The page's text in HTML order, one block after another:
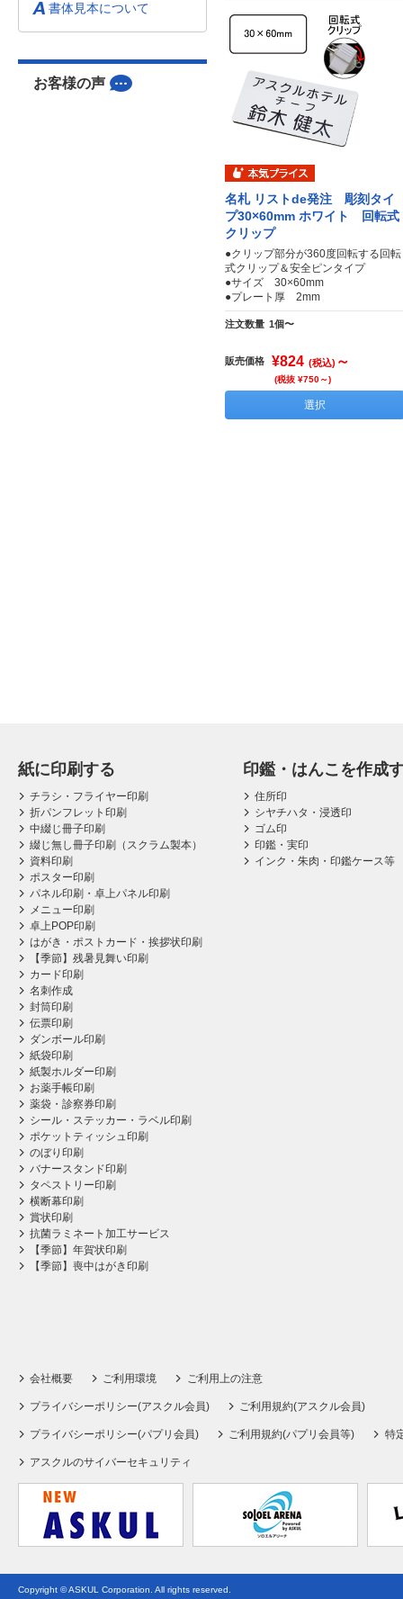
名札 リストde発注 彫刻タイ
プ30×60mm ホワイト 回転式
クリップ
●クリップ部分が360度回転する回転
式クリップ＆安全ピンタイプ
●サイズ 30×60mm
●プレート厚 2mm
注文数量 1個〜
販売価格 ¥824 (税込) ～
(税抜 ¥750～)
選択
書体見本について
お客様の声
紙に印刷する
チラシ・フライヤー印刷
折パンフレット印刷
中綴じ冊子印刷
綴じ無し冊子印刷（スクラム製本）
資料印刷
ポスター印刷
パネル印刷・卓上パネル印刷
メニュー印刷
卓上POP印刷
はがき・ポストカード・挨拶状印刷
【季節】残暑見舞い印刷
カード印刷
名刺作成
封筒印刷
伝票印刷
ダンボール印刷
紙袋印刷
紙製ホルダー印刷
お薬手帳印刷
薬袋・診察券印刷
シール・ステッカー・ラベル印刷
ポケットティッシュ印刷
のぼり印刷
バナースタンド印刷
タペストリー印刷
横断幕印刷
賞状印刷
抗菌ラミネート加工サービス
【季節】年賀状印刷
【季節】喪中はがき印刷
印鑑・はんこを作成
住所印
シヤチハタ・浸透印
ゴム印
印鑑・実印
インク・朱肉・印鑑ケース等
会社概要 ご利用環境 ご利用上の注意
プライバシーポリシー(アスクル会員) ご利用規約(アスクル会員)
プライバシーポリシー(パプリ会員) ご利用規約(パプリ会員等) 特
アスクルのサイバーセキュリティ
Copyright © ASKUL Corporation. All rights reserved.